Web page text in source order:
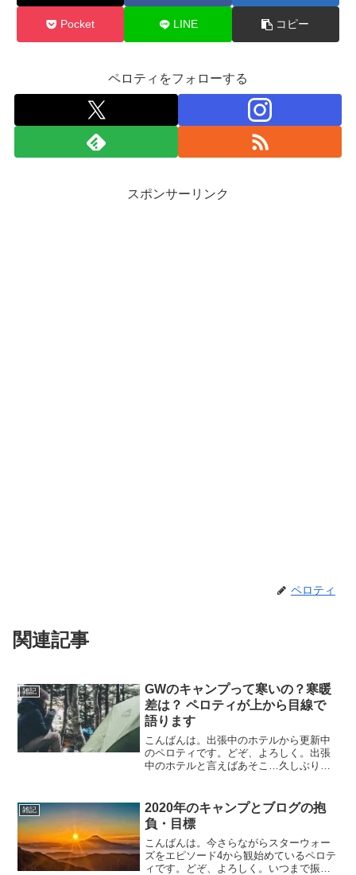
Pocket LINE コピー
ペロティをフォローする
スポンサーリンク
ペロティ
関連記事
雑記
GWのキャンプって寒いの？寒暖
差は？ ペロティが上から目線で
語ります
こんばんは。出張中のホテルから更新中
のペロティです。どぞ、よろしく。出張
中のホテルと言えばあそこ…久しぶりに
WordPressになってブログ更新意欲が戻
ってきて、ちょっと以前...
雑記
2020年のキャンプとブログの抱
負・目標
こんばんは。今さらながらスターウォー
ズをエピソード4から観始めているペロテ
ィです。どぞ、よろしく。いつまで振り